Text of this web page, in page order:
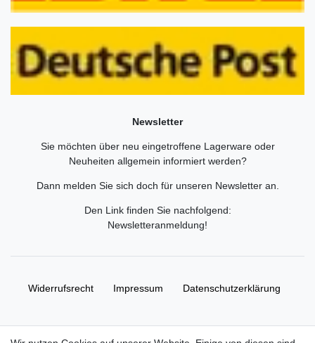
Newsletter
Sie möchten über neu eingetroffene Lagerware oder
Neuheiten allgemein informiert werden?
Dann melden Sie sich doch für unseren Newsletter an.
Den Link finden Sie nachfolgend:
Newsletteranmeldung!
Widerrufs­recht Impressum Daten­schutz­erklärung